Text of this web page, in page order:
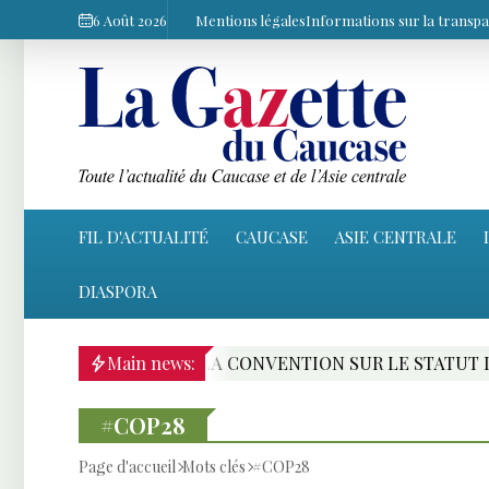
6 Août 2026 Mentions légalesInformations sur la
FIL D'ACTUALITÉ CAUCASE ASIE CENTRALE
DIASPORA
Main news:
SUR LE STATUT DE LA MER CASPIENNE : LE
#COP28
Page d'accueil Mots clés #COP28